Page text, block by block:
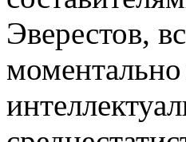
Эверестов,
моментально